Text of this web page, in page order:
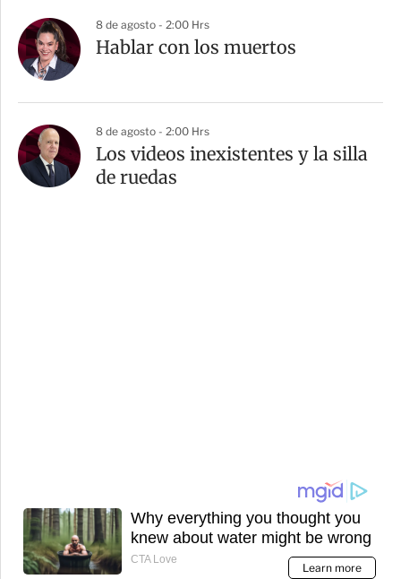
8 de agosto - 2:00 Hrs
Hablar con los muertos
8 de agosto - 2:00 Hrs
Los videos inexistentes y la silla
de ruedas